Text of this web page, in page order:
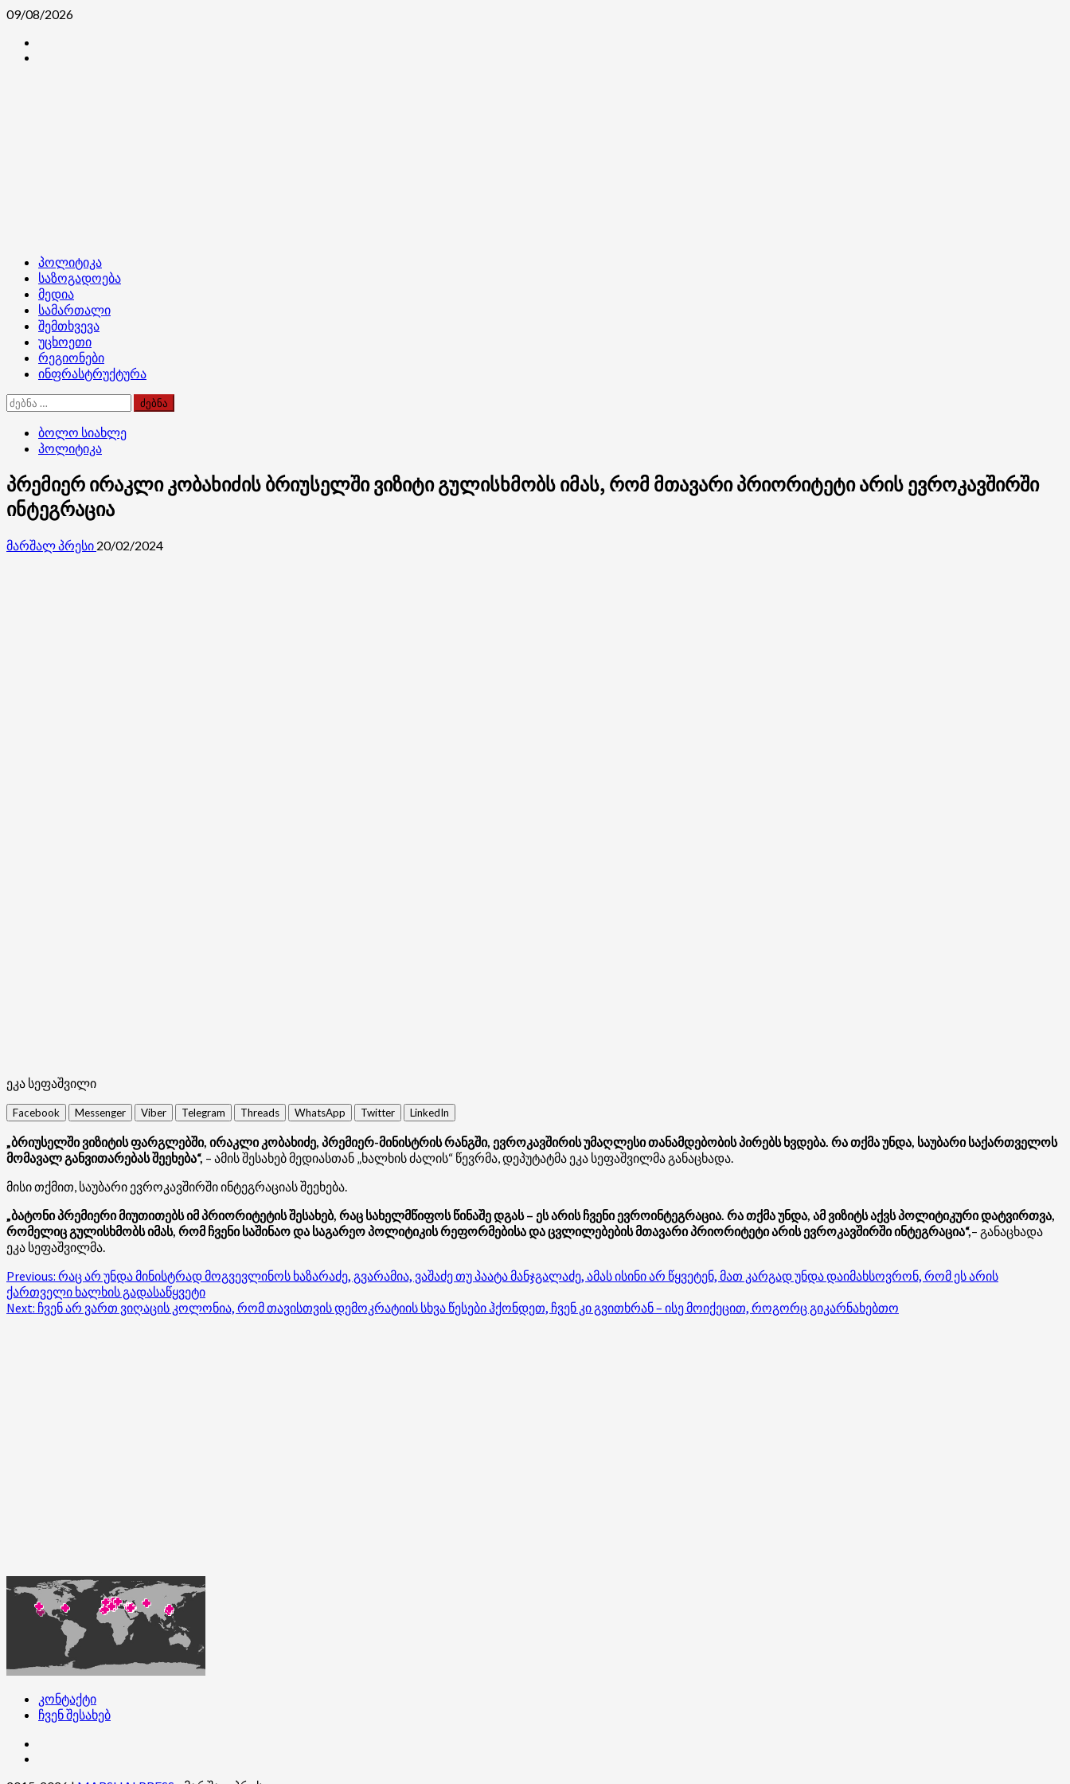
Skip
content
09/08/2026
Primary
Menu
პოლიტიკა
საზოგადოება
მედია
სამართალი
შემთხვევა
უცხოეთი
რეგიონები
ინფრასტრუქტურა
ძებნა:
ბოლო სიახლე
პოლიტიკა
პრემიერ ირაკლი კობახიძის ბრიუსელში ვიზიტი გულისხმობს იმას, რომ მთავარი პრიორიტეტი არის ევროკავშირში
ინტეგრაცია
მარშალ პრესი 20/02/2024
ეკა სეფაშვილი
Facebook Messenger Viber Telegram Threads WhatsApp Twitter LinkedIn
„ბრიუსელში ვიზიტის ფარგლებში, ირაკლი კობახიძე, პრემიერ-მინისტრის რანგში, ევროკავშირის უმაღლესი თანამდებობის პირებს ხვდება. რა თქმა უნდა, საუბარი საქართველოს
მომავალ განვითარებას შეეხება“, – ამის შესახებ მედიასთან „ხალხის ძალის“ წევრმა, დეპუტატმა ეკა სეფაშვილმა განაცხადა.
მისი თქმით, საუბარი ევროკავშირში ინტეგრაციას შეეხება.
„ბატონი პრემიერი მიუთითებს იმ პრიორიტეტის შესახებ, რაც სახელმწიფოს წინაშე დგას – ეს არის ჩვენი ევროინტეგრაცია. რა თქმა უნდა, ამ ვიზიტს აქვს პოლიტიკური დატვირთვა,
რომელიც გულისხმობს იმას, რომ ჩვენი საშინაო და საგარეო პოლიტიკის რეფორმებისა და ცვლილებების მთავარი პრიორიტეტი არის ევროკავშირში ინტეგრაცია“,– განაცხადა
ეკა სეფაშვილმა.
Post
navigation
Previous: რაც არ უნდა მინისტრად მოგვევლინოს ხაზარაძე, გვარამია, ვაშაძე თუ პაატა მანჯგალაძე, ამას ისინი არ წყვეტენ, მათ კარგად უნდა დაიმახსოვრონ, რომ ეს არის
ქართველი ხალხის გადასაწყვეტი
Next: ჩვენ არ ვართ ვიღაცის კოლონია, რომ თავისთვის დემოკრატიის სხვა წესები ჰქონდეთ, ჩვენ კი გვითხრან – ისე მოიქეცით, როგორც გიკარნახებთო
კონტაქტი
ჩვენ შესახებ